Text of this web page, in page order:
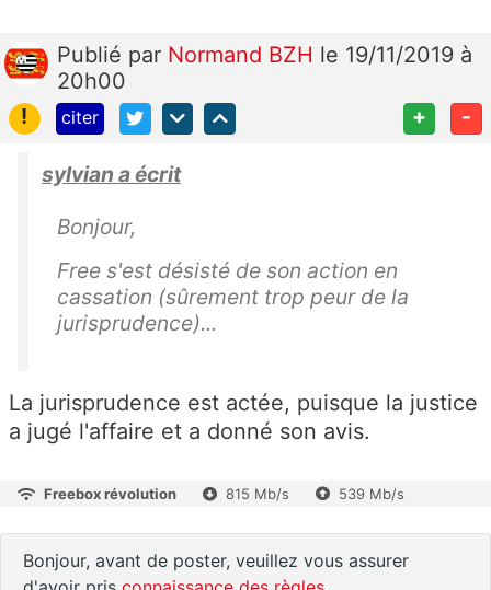
Publié par Normand BZH le 19/11/2019 à
20h00
!
citer + -
sylvian a écrit
Bonjour,
Free s'est désisté de son action en
cassation (sûrement trop peur de la
jurisprudence)...
La jurisprudence est actée, puisque la justice
a jugé l'affaire et a donné son avis.
Freebox révolution 815 Mb/s 539 Mb/s
Bonjour, avant de poster, veuillez vous assurer